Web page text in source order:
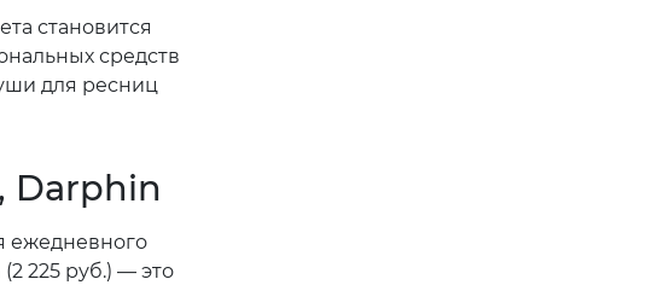
становится
средств
для ресниц
Darphin
ежедневного
225 руб.) — это